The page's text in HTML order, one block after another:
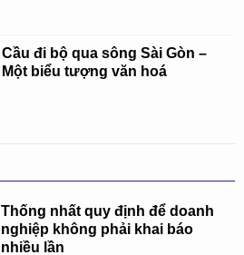
Cầu đi bộ qua sông Sài Gòn –
Một biểu tượng văn hoá
Thống nhất quy định để doanh
nghiệp không phải khai báo
nhiều lần